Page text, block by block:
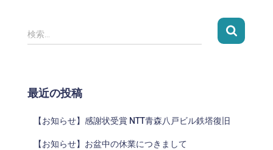
検索…
最近の投稿
【お知らせ】感謝状受賞 NTT青森八戸ビル鉄塔復旧
【お知らせ】お盆中の休業につきまして